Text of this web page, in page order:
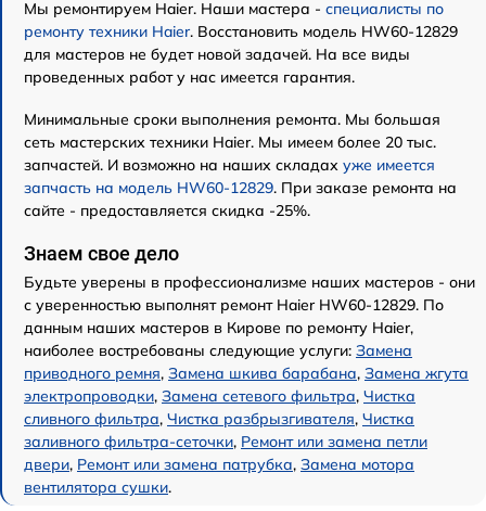
Мы ремонтируем Haier. Наши мастера - специалисты по
ремонту техники Haier. Восстановить модель HW60-12829
для мастеров не будет новой задачей. На все виды
проведенных работ у нас имеется гарантия.
Минимальные сроки выполнения ремонта. Мы большая
сеть мастерских техники Haier. Мы имеем более 20 тыс.
запчастей. И возможно на наших складах уже имеется
запчасть на модель HW60-12829. При заказе ремонта на
сайте - предоставляется скидка -25%.
Знаем свое дело
Будьте уверены в профессионализме наших мастеров - они
с уверенностью выполнят ремонт Haier HW60-12829. По
данным наших мастеров в Кирове по ремонту Haier,
наиболее востребованы следующие услуги: Замена
приводного ремня, Замена шкива барабана, Замена жгута
электропроводки, Замена сетевого фильтра, Чистка
сливного фильтра, Чистка разбрызгивателя, Чистка
заливного фильтра-сеточки, Ремонт или замена петли
двери, Ремонт или замена патрубка, Замена мотора
вентилятора сушки.